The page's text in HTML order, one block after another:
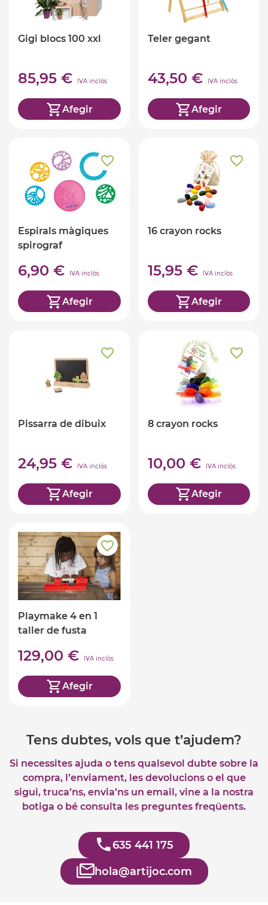
Gigi blocs 100 xxl
85,95 € IVA inclòs
Afegir
Teler gegant
43,50 € IVA inclòs
Afegir
Espirals màgiques
spirograf
6,90 € IVA inclòs
Afegir
16 crayon rocks
15,95 € IVA inclòs
Afegir
Pissarra de dibuix
24,95 € IVA inclòs
Afegir
8 crayon rocks
10,00 € IVA inclòs
Afegir
Playmake 4 en 1
taller de fusta
129,00 € IVA inclòs
Afegir
Tens dubtes, vols que t’ajudem?
Si necessites ajuda o tens qualsevol dubte sobre la
compra, l’enviament, les devolucions o el que
sigui, truca’ns, envia’ns un email, vine a la nostra
botiga o bé consulta les preguntes freqüents.
635 441 175
hola@artijoc.com